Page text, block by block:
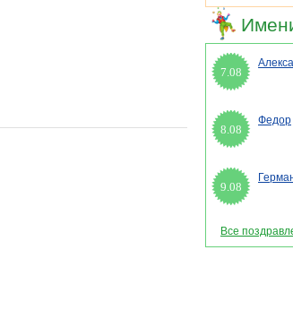
7.08
8.08
Федор
9.08
Все